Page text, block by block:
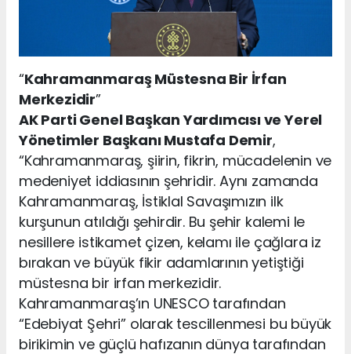
“Kahramanmaraş Müstesna Bir İrfan
Merkezidir”
AK Parti Genel Başkan Yardımcısı ve Yerel
Yönetimler Başkanı Mustafa Demir,
“Kahramanmaraş, şiirin, fikrin, mücadelenin ve
medeniyet iddiasının şehridir. Aynı zamanda
Kahramanmaraş, İstiklal Savaşımızın ilk
kurşunun atıldığı şehirdir. Bu şehir kalemi le
nesillere istikamet çizen, kelamı ile çağlara iz
bırakan ve büyük fikir adamlarının yetiştiği
müstesna bir irfan merkezidir.
Kahramanmaraş’ın UNESCO tarafından
“Edebiyat Şehri” olarak tescillenmesi bu büyük
birikimin ve güçlü hafızanın dünya tarafından